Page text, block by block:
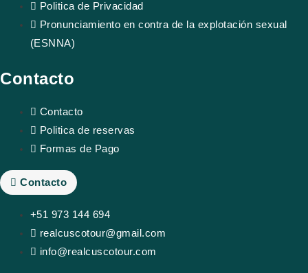
Politica de Privacidad
Pronunciamiento en contra de la explotación sexual
(ESNNA)
Contacto
Contacto
Politica de reservas
Formas de Pago
Contacto
+51 973 144 694
realcuscotour@gmail.com
info@realcuscotour.com